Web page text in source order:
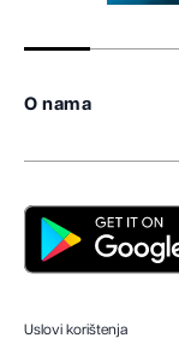
O nama
Uslovi korištenja